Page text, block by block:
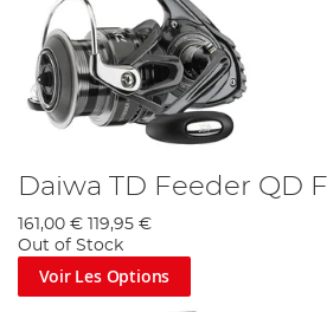
Daiwa TD Feeder QD
161,00 €
119,95 €
Out of Stock
Voir Les Options